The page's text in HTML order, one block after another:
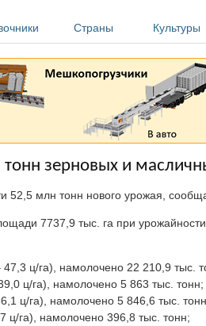
Страны Культуры
зерновых и
млн тонн нового урожая,
7737,9 тыс. га при
ц/га), намолочено 22 210,9 тыс.
ц/га), намолочено 5 863 тыс. тонн;
ц/га), намолочено 5 846,6 тыс.
ц/га), намолочено 396,8 тыс. тонн;